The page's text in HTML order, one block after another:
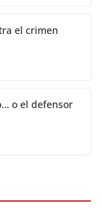
el crimen
o el defensor